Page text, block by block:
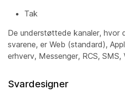
Tak
De understøttede kanaler, hvor
svarene, er Web (standard),
erhverv, Messenger, RCS,
Svardesigner